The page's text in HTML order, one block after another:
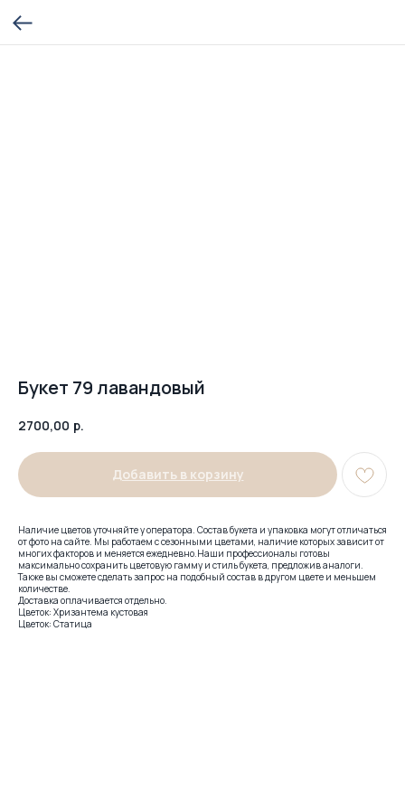
Букет 79 лавандовый
2700,00 р.
Добавить в корзину
Наличие цветов уточняйте у оператора. Состав букета и упаковка могут отличаться
от фото на сайте. Мы работаем с сезонными цветами, наличие которых зависит от
многих факторов и меняется ежедневно.Наши профессионалы готовы
максимально сохранить цветовую гамму и стиль букета, предложив аналоги.
Также вы сможете сделать запрос на подобный состав в другом цвете и меньшем
количестве.
Доставка оплачивается отдельно.
Цветок: Хризантема кустовая
Цветок: Статица